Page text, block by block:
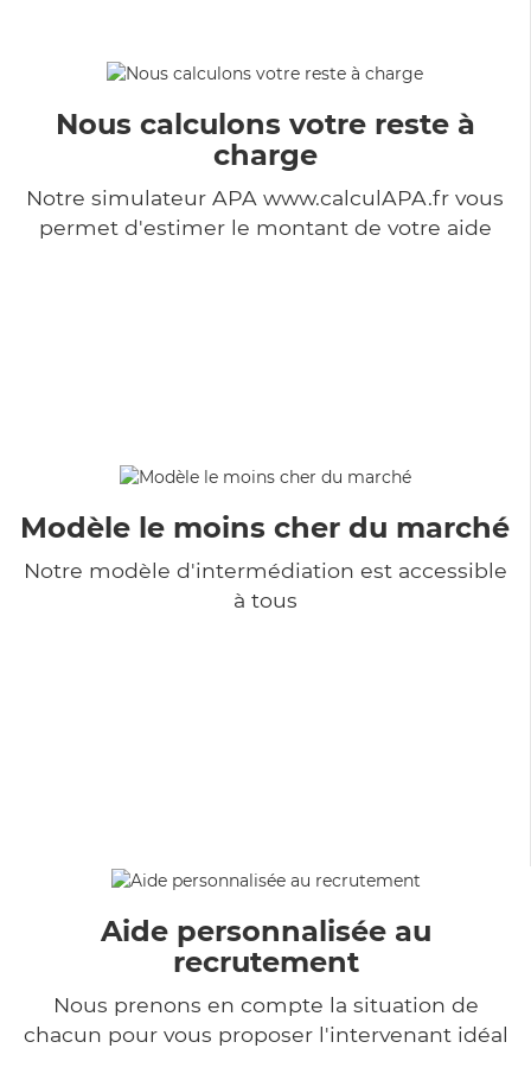
Nous calculons votre reste à
charge
Notre simulateur APA www.calculAPA.fr vous
permet d'estimer le montant de votre aide
Modèle le moins cher du marché
Notre modèle d'intermédiation est accessible
à tous
Aide personnalisée au
recrutement
Nous prenons en compte la situation de
chacun pour vous proposer l'intervenant idéal